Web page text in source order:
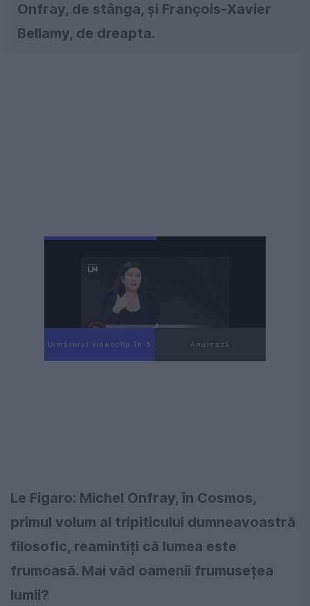
Onfray, de stânga, și François-Xavier
Bellamy, de dreapta.
Următorul videoclip în 4 Anulează
Le Figaro: Michel Onfray, în Cosmos,
primul volum al tripiticului dumneavoastră
filosofic, reamintiți că lumea este
frumoasă. Mai văd oamenii frumusețea
lumii?